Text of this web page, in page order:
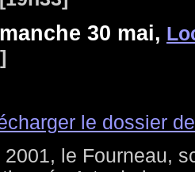
30 mai,
le dossier
2001, le Fourneau,